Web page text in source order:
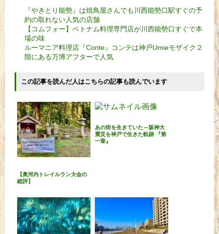
『やきとり能勢』は焼鳥屋さんでも川西能勢口駅すぐの予
約の取れない人気の店舗
【コムフォー】ベトナム料理専門店が川西能勢口すぐで本
場の味
ルーマニア料理店『Conte』コンテは神戸Umieモザイク２
階にある万博アフターで人気
この記事を読んだ人はこちらの記事も読んでいます
【奥河内トレイルラン大会の
総評】
あの街を生きていた～阪神大
震災を神戸で生きた軌跡 『第
一章』